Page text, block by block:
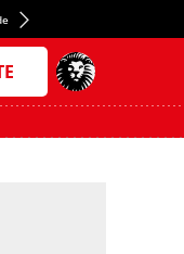
habitaciones en España